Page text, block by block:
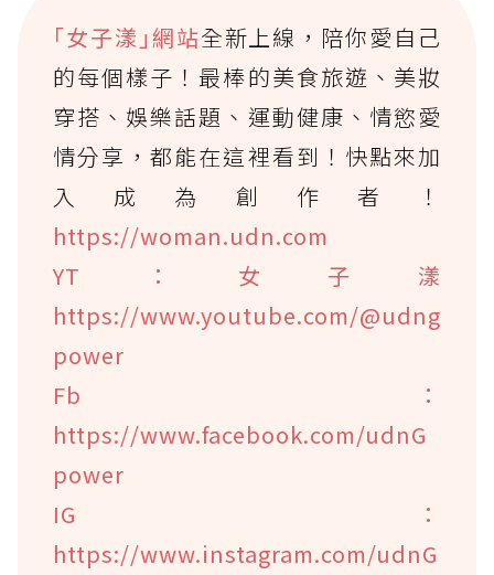
｢女子漾｣網站全新上線，陪你愛自己
的每個樣子！最棒的美食旅遊、美妝
穿搭、娛樂話題、運動健康、情慾愛
情分享，都能在這裡看到！快點來加
入成為創作者！
https://woman.udn.com
YT：女子漾
https://www.youtube.com/@udng
power
Fb：
https://www.facebook.com/udnG
power
IG：
https://www.instagram.com/udnG